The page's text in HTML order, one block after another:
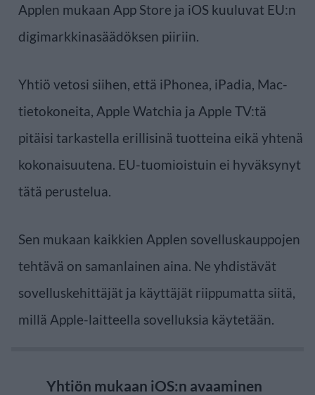
Applen mukaan App Store ja iOS kuuluvat EU:n
digimarkkinasäädöksen piiriin.
Yhtiö vetosi siihen, että iPhonea, iPadia, Mac-
tietokoneita, Apple Watchia ja Apple TV:tä
pitäisi tarkastella erillisinä tuotteina eikä yhtenä
kokonaisuutena. EU-tuomioistuin ei hyväksynyt
tätä perustelua.
Sen mukaan kaikkien Applen sovelluskauppojen
tehtävä on samanlainen aina. Ne yhdistävät
sovelluskehittäjät ja käyttäjät riippumatta siitä,
millä Apple-laitteella sovelluksia käytetään.
Yhtiön mukaan iOS:n avaaminen